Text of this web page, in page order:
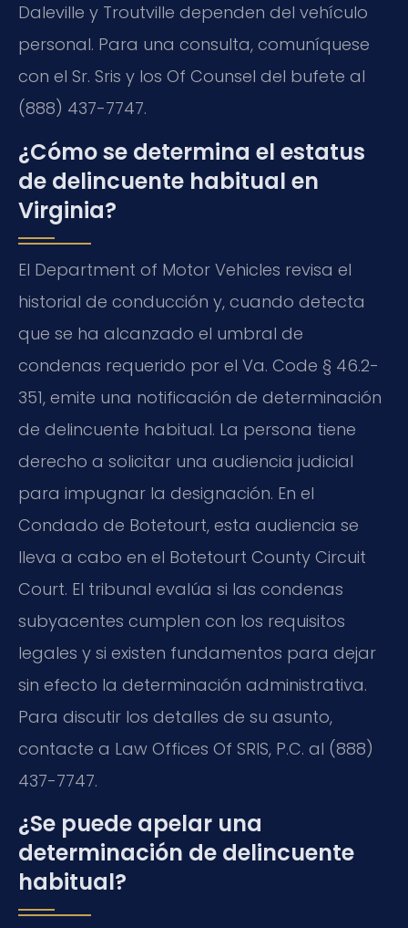
Daleville y Troutville dependen del vehículo
personal. Para una consulta, comuníquese
con el Sr. Sris y los Of Counsel del bufete al
(888) 437-7747.
¿Cómo se determina el estatus
de delincuente habitual en
Virginia?
El Department of Motor Vehicles revisa el
historial de conducción y, cuando detecta
que se ha alcanzado el umbral de
condenas requerido por el Va. Code § 46.2-
351, emite una notificación de determinación
de delincuente habitual. La persona tiene
derecho a solicitar una audiencia judicial
para impugnar la designación. En el
Condado de Botetourt, esta audiencia se
lleva a cabo en el Botetourt County Circuit
Court. El tribunal evalúa si las condenas
subyacentes cumplen con los requisitos
legales y si existen fundamentos para dejar
sin efecto la determinación administrativa.
Para discutir los detalles de su asunto,
contacte a Law Offices Of SRIS, P.C. al (888)
437-7747.
¿Se puede apelar una
determinación de delincuente
habitual?